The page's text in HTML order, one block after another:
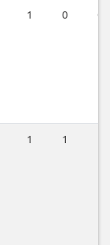
1 0 0
1 1